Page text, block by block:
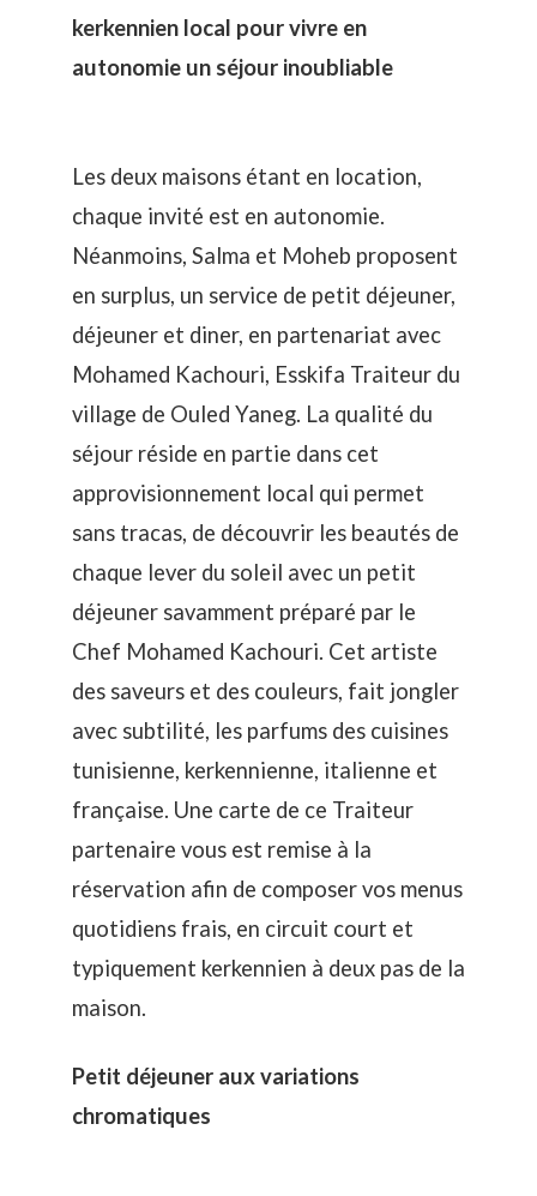
kerkennien local pour vivre en
autonomie un séjour inoubliable
Les deux maisons étant en location,
chaque invité est en autonomie.
Néanmoins, Salma et Moheb proposent
en surplus, un service de petit déjeuner,
déjeuner et diner, en partenariat avec
Mohamed Kachouri, Esskifa Traiteur du
village de Ouled Yaneg. La qualité du
séjour réside en partie dans cet
approvisionnement local qui permet
sans tracas, de découvrir les beautés de
chaque lever du soleil avec un petit
déjeuner savamment préparé par le
Chef Mohamed Kachouri. Cet artiste
des saveurs et des couleurs, fait jongler
avec subtilité, les parfums des cuisines
tunisienne, kerkennienne, italienne et
française. Une carte de ce Traiteur
partenaire vous est remise à la
réservation afin de composer vos menus
quotidiens frais, en circuit court et
typiquement kerkennien à deux pas de la
maison.
Petit déjeuner aux variations
chromatiques